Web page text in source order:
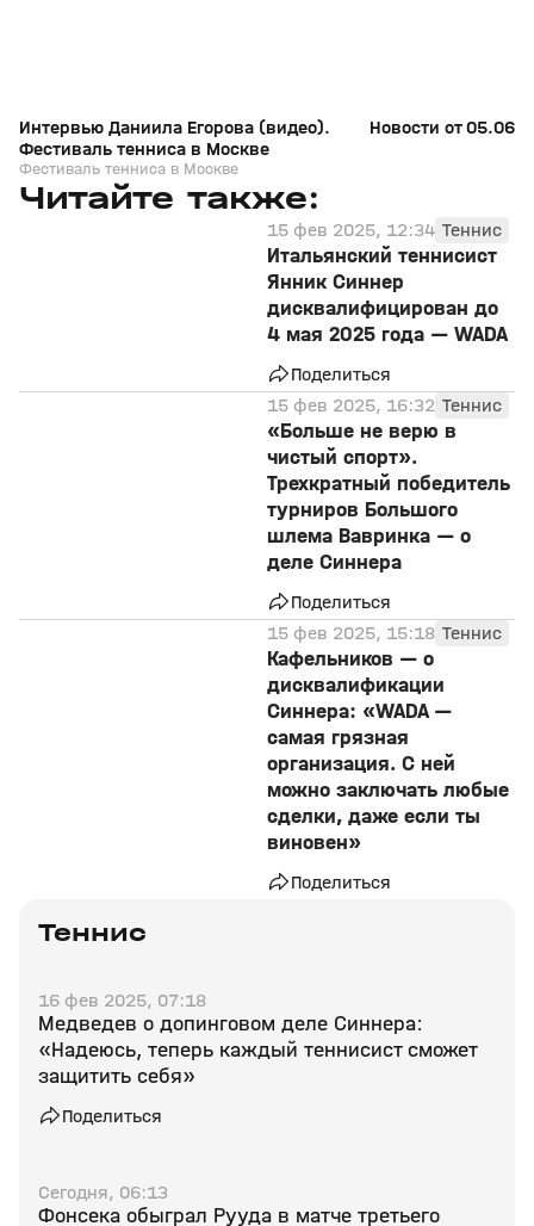
Интервью Даниила Егорова (видео).
Фестиваль тенниса в Москве
Фестиваль тенниса в Москве
Новости от
Читайте также:
15 фев 2025, 12:34 Теннис
Итальянский теннисист
Янник Синнер
дисквалифицирован до
4 мая 2025 года — WADA
Поделиться
15 фев 2025, 16:32 Теннис
«Больше не верю в
чистый спорт».
Трехкратный победитель
турниров Большого
шлема Вавринка — о
деле Синнера
Поделиться
15 фев 2025, 15:18 Теннис
Кафельников — о
дисквалификации
Синнера: «WADA —
самая грязная
организация. С ней
можно заключать любые
сделки, даже если ты
виновен»
Поделиться
Теннис
16 фев 2025, 07:18
Медведев о допинговом деле Синнера:
«Надеюсь, теперь каждый теннисист сможет
защитить себя»
Поделиться
Сегодня, 06:13
Фонсека обыграл Рууда в матче третьего